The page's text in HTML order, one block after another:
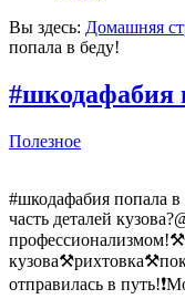
Вы здесь: Домашняя
попала в беду!
#шкодафабия
Полезное
#шкодафабия попала
часть деталей
отправилась в